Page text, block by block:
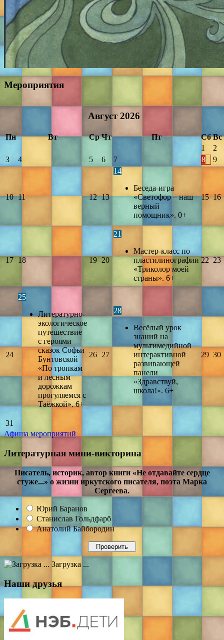
Мероприятия
Август 2026
Пн Вт Ср Чт Пт Сб Вс
1
2
3
4 5 6 7 8 9
10 11 12 13
14
Беседа-игра
«Светофор – наш
верный
помощник». 0+
15 16
17 18 19 20
21
Мастер-класс по
пластилинографии
«Триколор моей
страны». 6+
22 23
24
25
Литературно-
экологическое
путешествие
с героями
сказок Софьи
Бунтовской
«По тропкам
и лесным
дорожкам
прогуляемся с
Таёжкой». 6+
26 27
28
Весёлый урок
знаний на
мультимедийной
интерактивной
развивающей
панели
«Здравствуй,
школа!». 6+
29 30
31
Афиша мероприятий
Литературная мини-викторина
Писатель, историк, автор книги «Не отдавайте сердце
стуже...» о жизни иркутского писателя, поэта Марка
Сергеева.
Юрий Баранов
Станислав Гольдфарб
Анатолий Байбородин
Загрузка ...
Наши друзья